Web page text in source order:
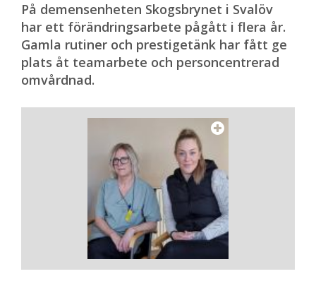
På demensenheten Skogsbrynet i Svalöv
har ett förändringsarbete pågått i flera år.
Gamla rutiner och prestigetänk har fått ge
plats åt teamarbete och personcentrerad
omvårdnad.